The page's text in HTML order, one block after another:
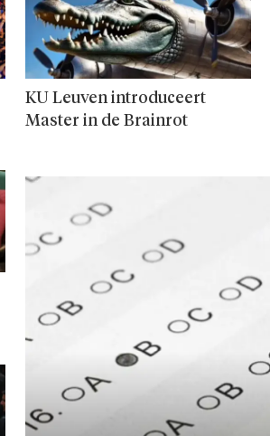
KU Leuven introduceert
Master in de Brainrot